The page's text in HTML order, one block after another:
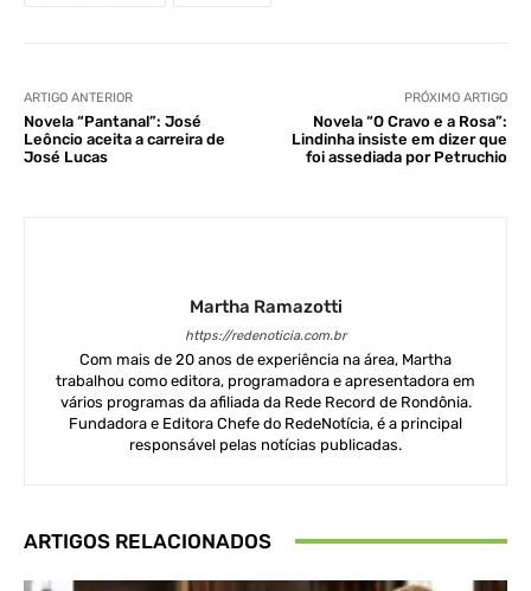
ARTIGO ANTERIOR
Novela “Pantanal”: José
Leôncio aceita a carreira de
José Lucas
PRÓXIMO ARTIGO
Novela “O Cravo e a Rosa”:
Lindinha insiste em dizer que
foi assediada por Petruchio
Martha Ramazotti
https://redenoticia.com.br
Com mais de 20 anos de experiência na área, Martha
trabalhou como editora, programadora e apresentadora em
vários programas da afiliada da Rede Record de Rondônia.
Fundadora e Editora Chefe do RedeNotícia, é a principal
responsável pelas notícias publicadas.
ARTIGOS RELACIONADOS